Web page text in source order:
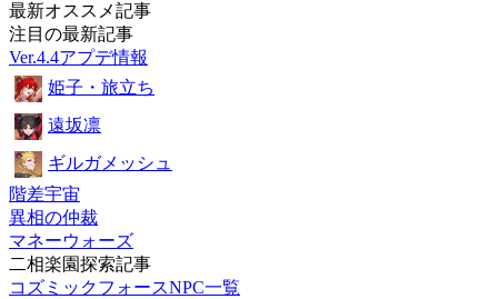
最新オススメ記事
注目の最新記事
Ver.4.4アプデ情報
姫子・旅立ち
遠坂凛
ギルガメッシュ
階差宇宙
異相の仲裁
マネーウォーズ
二相楽園探索記事
コズミックフォースNPC一覧